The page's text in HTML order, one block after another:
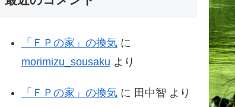
「ＦＰの家」の換気 に
morimizu_sousaku より
「ＦＰの家」の換気 に 田中智 より